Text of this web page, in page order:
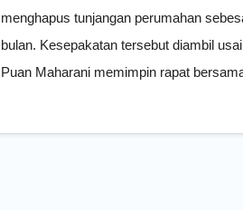
menghapus tunjangan perumahan
bulan. Kesepakatan tersebut diambil
Puan Maharani memimpin rapat